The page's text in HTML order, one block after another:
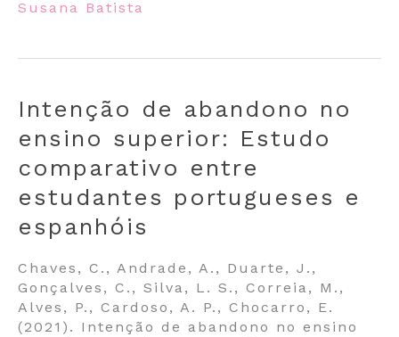
Susana Batista
Intenção de abandono no
ensino superior: Estudo
comparativo entre
estudantes portugueses e
espanhóis
Chaves, C., Andrade, A., Duarte, J.,
Gonçalves, C., Silva, L. S., Correia, M.,
Alves, P., Cardoso, A. P., Chocarro, E.
(2021). Intenção de abandono no ensino